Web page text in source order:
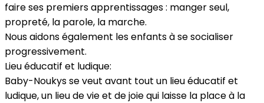
faire ses premiers apprentissages : manger seul,
propreté, la parole, la marche.
Nous aidons également les enfants à se socialiser
progressivement.
Lieu éducatif et ludique:
Baby-Noukys se veut avant tout un lieu éducatif et
ludique, un lieu de vie et de joie qui laisse la place à la